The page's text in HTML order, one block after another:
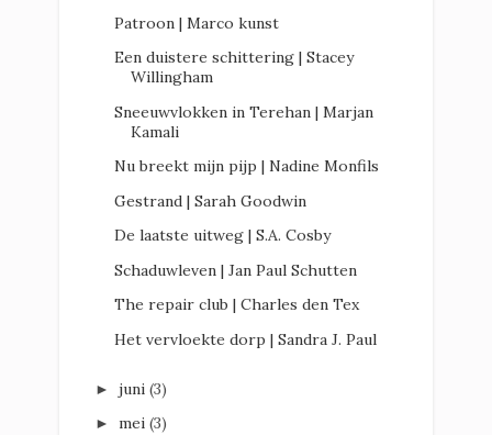
Patroon | Marco kunst
Een duistere schittering | Stacey
Willingham
Sneeuwvlokken in Terehan | Marjan
Kamali
Nu breekt mijn pijp | Nadine Monfils
Gestrand | Sarah Goodwin
De laatste uitweg | S.A. Cosby
Schaduwleven | Jan Paul Schutten
The repair club | Charles den Tex
Het vervloekte dorp | Sandra J. Paul
► juni (3)
► mei (3)